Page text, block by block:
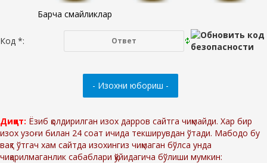
Барча смайликлар
Код *:
Диққат: Ёзиб қолдирилган изох дарров сайтга чиқмайди. Хар бир
изох узоғи билан 24 соат ичида текширувдан ўтади. Мабодо бу
вақт ўтгач хам сайтда изохингиз чиқмаган бўлса унда
чиқарилмаганлик сабаблари қўйидагича бўлиши мумкин: